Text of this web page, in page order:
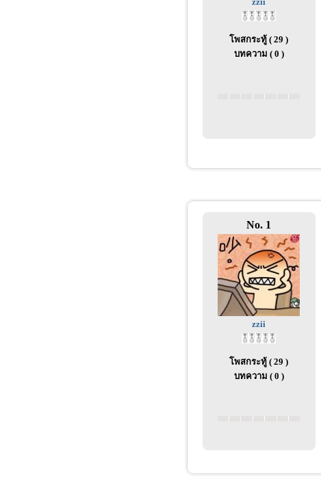
โพสกระทู้ ( 29 )
บทความ ( 0 )
No. 1
zzii
โพสกระทู้ ( 29 )
บทความ ( 0 )